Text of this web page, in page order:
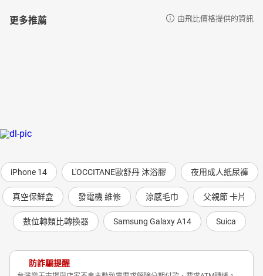
5-1好口氣：軟一點、慢一點
更多推薦 由飛比價格提供的資訊
iPhone 14 L'OCCITANE歐舒丹 沐浴膠 夜用成人紙尿褲
真空保鮮盒 發電機 維修 涼感毛巾 父親節 卡片
數位轉類比轉換器 Samsung Galaxy A14 Suica
防詐騙提醒